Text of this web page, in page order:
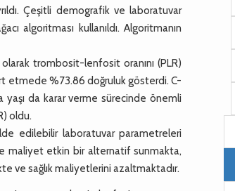
Çeşitli demografik ve laboratuvar
algoritması kullanıldı. Algoritmanın
trombosit-lenfosit oranını (PLR)
etmede %73.86 doğruluk gösterdi. C-
da karar verme sürecinde önemli
oldu.
edilebilir laboratuvar parametreleri
maliyet etkin bir alternatif sunmakta,
ve sağlık maliyetlerini azaltmaktadır.